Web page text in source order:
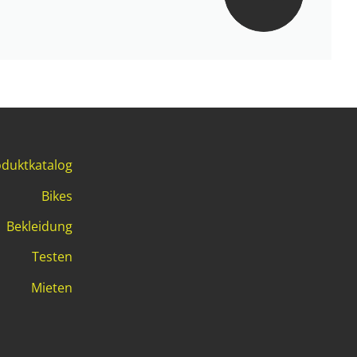
Bikes
Bekleidung
Testen
Mieten